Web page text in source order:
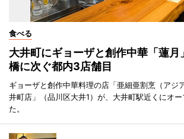
食べる
大井町にギョーザと創作中華「蓮
橋に次ぐ都内3店舗目
ギョーザと創作中華料理の店「亜細亜割烹（アジ
井町店」（品川区大井1）が、大井町駅近くにオ
た。